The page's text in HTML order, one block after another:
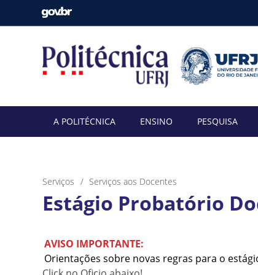
A POLITÉCNICA ENSINO PESQUISA
Serviços Serviços aos Docentes
Estágio Probatório
AVISO IMPORTANTE:
Orientações sobre novas regras para o